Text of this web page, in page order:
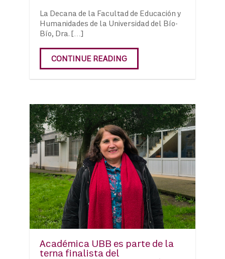
La Decana de la Facultad de Educación y
Humanidades de la Universidad del Bío-
Bío, Dra. […]
CONTINUE READING
Académica UBB es parte de la
terna finalista del